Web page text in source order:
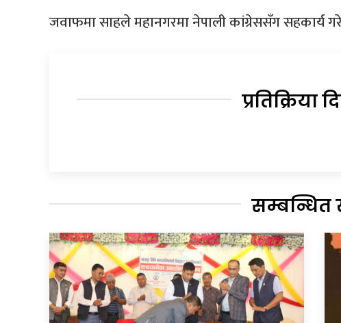
जवाफमा साहले महानगरमा नेपाली कांग्रेससँग सहकार्य
प्रतिक्रिया
सम्बन्धित